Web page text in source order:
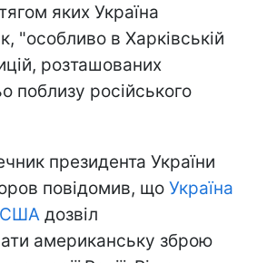
яких Україна
"особливо в Харківській
розташованих
поблизу російського
президента України
повідомив, що Україна
США дозвіл
американську зброю